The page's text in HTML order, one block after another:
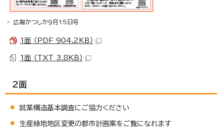
広報かつしか9月15日号
1面 （PDF 904.2KB）
1面 （TXT 3.8KB）
2面
就業構造基本調査にご協力ください
生産緑地地区変更の都市計画案をご覧になれます